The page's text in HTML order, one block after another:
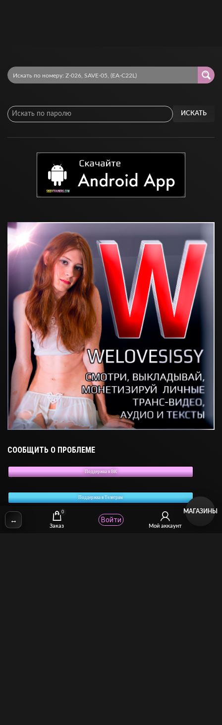
ИСКАТЬ
СООБЩИТЬ О ПРОБЛЕМЕ
Поддержка в ВК
Поддержка в Телеграм
✉Email: stcomhelp@gmail.com
↔
0
Заказ Мой аккаунт
Войти
МАГАЗИНЫ